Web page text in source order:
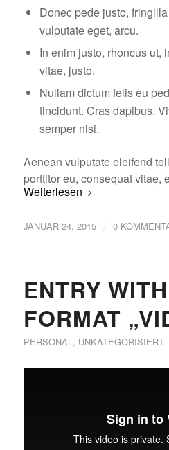
Donec pede justo,
vulputate eget, arcu.
In enim justo, rhoncus ut,
vitae, justo.
Nullam dictum felis eu
tincidunt. Cras dapibus.
semper nisi.
Aenean vulputate eleifend
porttitor eu, consequat vitae,
Weiterlesen
JANUAR 24, 2015 / 0
ENTRY
FORMAT
PERSONAL, UNKATEGORISIERT